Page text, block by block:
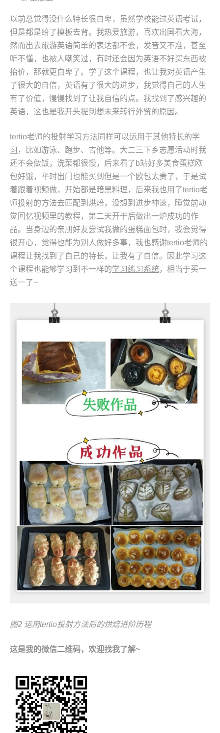
以前总觉得没什么特长很自卑，虽然学校能过英语考试，
但是都是给了模板去背。我热爱旅游，喜欢出国看大海，
然而出去旅游英语简单的表达都不会，发音又不准，甚至
听不懂，也被人嘲笑过，有时还会因为英语不好买东西被
抬价，那就更自卑了。学了这个课程，也让我对英语产生
了很大的自信，英语有了很大的进步，我觉得自己的人生
有了价值，慢慢找到了让我自信的点。我找到了感兴趣的
英语，这也是我开头提到想未来转行外贸的原因。
tertio老师的投射学习方法 同样可以运用于其他特长的学
习 ，比如游泳、跑步、吉他等。大二三下乡志愿活动时我
还不会做饭，洗菜都很慢，后来看了b站好多美食蛋糕欧
包好饿，平时出门也能买到但是一个欧包太贵了，于是试
着跟着视频做，开始都是暗黑料理，后来我也用了tertio老
师投射的方法去匹配到烘焙，没想到进步神速，睡觉前动
觉回忆视频里的教程，第二天开干后做出一炉成功的作
品。当身边的亲朋好友尝试我做的蛋糕面包时，我会觉得
很开心，觉得也能为别人做好多事，我也感谢tertio老师的
课程让我找到了自己的特长，让我有了自信。因此学习这
个课程也能够学习到不一样的学习练习系统，相当于买一
送一了~
图2 运用tertio投射方法后的烘焙进阶历程
这是我的微信二维码，欢迎找我了解~